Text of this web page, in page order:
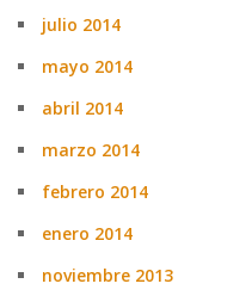
julio 2014
mayo 2014
abril 2014
marzo 2014
febrero 2014
enero 2014
noviembre 2013